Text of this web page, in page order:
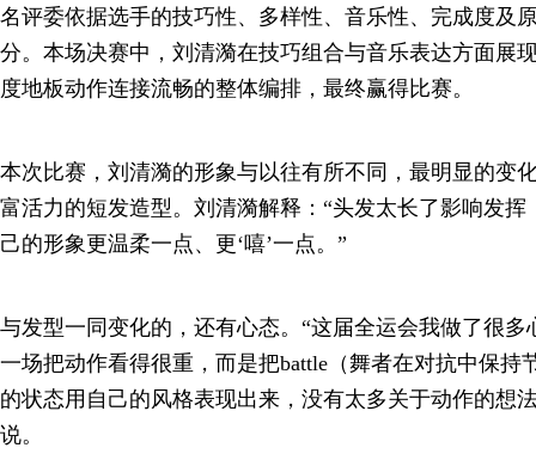
名评委依据选手的技巧性、多样性、音乐性、完成度及
分。本场决赛中，刘清漪在技巧组合与音乐表达方面展
度地板动作连接流畅的整体编排，最终赢得比赛。
本次比赛，刘清漪的形象与以往有所不同，最明显的变
富活力的短发造型。刘清漪解释：“头发太长了影响发
己的形象更温柔一点、更‘嘻’一点。”
与发型一同变化的，还有心态。“这届全运会我做了很
一场把动作看得很重，而是把battle（舞者在对抗中保持
的状态用自己的风格表现出来，没有太多关于动作的想
说。